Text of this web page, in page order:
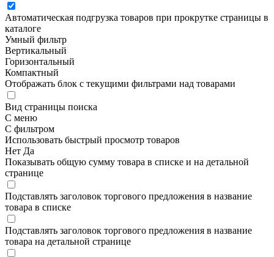
Автоматическая подгрузка товаров при прокрутке страницы в
каталоге
Умный фильтр
Вертикальный
Горизонтальный
Компактный
Отображать блок с текущими фильтрами над товарами
Вид страницы поиска
С меню
С фильтром
Использовать быстрый просмотр товаров
Нет Да
Показывать общую сумму товара в списке и на детальной
странице
Подставлять заголовок торгового предложения в название
товара в списке
Подставлять заголовок торгового предложения в название
товара на детальной странице